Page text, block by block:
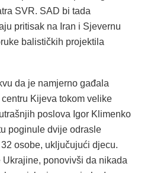
SVR. SAD bi tada
pritisak na Iran i Sjevernu
balističkih projektila
da je namjerno gađala
Kijeva tokom velike
poslova Igor Klimenko
poginule dvije odrasle
osobe, uključujući djecu.
ponovivši da nikada